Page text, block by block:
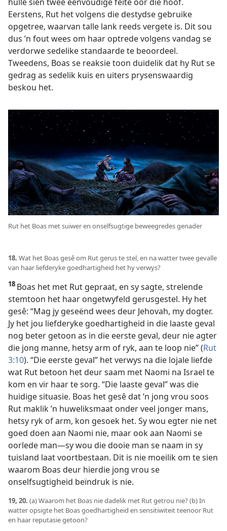
Eerstens, Rut het volgens die destydse gebruike
opgetree, waarvan talle lank reeds vergete is. Dit sou
dus ’n fout wees om haar optrede volgens vandag se
verdorwe sedelike standaarde te beoordeel.
Tweedens, Boas se reaksie toon duidelik dat hy Rut se
gedrag as sedelik kuis en uiters prysenswaardig
beskou het.
Rut het Boas met suiwer en onselfsugtige beweegredes genader
18. Wat het Boas gesê om Rut gerus te stel, en na watter twee gevalle
van haar liefderyke goedhartigheid het hy verwys?
18 Boas het met Rut gepraat, en sy sagte, strelende
stemtoon het haar ongetwyfeld gerusgestel. Hy het
gesê: “Mag jy geseënd wees deur Jehovah, my dogter.
Jy het jou liefderyke goedhartigheid in die laaste geval
nog beter getoon as in die eerste geval, deur nie agter
die jong manne, hetsy arm of ryk, aan te loop nie” (Rut
3:10). “Die eerste geval” het verwys na die lojale liefde
wat Rut betoon het deur saam met Naomi na Israel te
kom en vir haar te sorg. “Die laaste geval” was die
huidige situasie. Boas het gesê dat ’n jong vrou soos
Rut maklik ’n huweliksmaat onder veel jonger mans,
hetsy ryk of arm, kon gesoek het. Sy wou egter nie net
goed doen aan Naomi nie, maar ook aan Naomi se
oorlede man—sy wou die dooie man se naam in sy
tuisland laat voortbestaan. Dit is nie moeilik om te sien
waarom Boas deur hierdie jong vrou se
onselfsugtigheid beïndruk is nie.
19, 20. (a) Waarom het Boas nie dadelik met Rut getrou nie? (b) In
watter opsigte het Boas goedhartigheid en sensitiwiteit teenoor Rut
en haar reputasie getoon?